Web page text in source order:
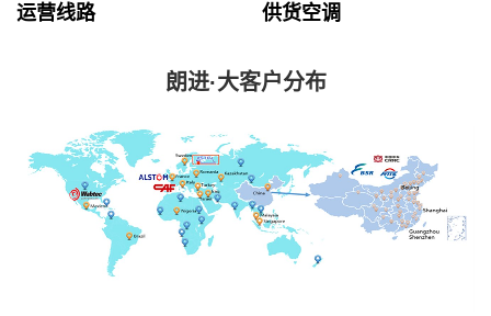
运营线路 供货空调
朗进·大客户分布